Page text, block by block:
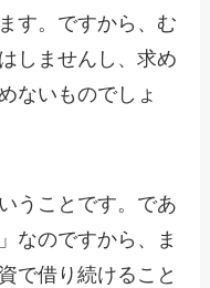
す。ですから、む
しませんし、求め
ないものでしょ
うことです。であ
なのですから、ま
で借り続けること